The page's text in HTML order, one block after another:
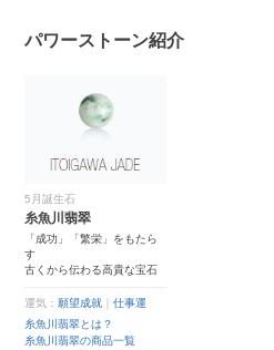
パワーストーン紹介
5月誕生石
糸魚川翡翠
「成功」「繁栄」をもたら
す
古くから伝わる高貴な宝石
運気： 願望成就 ｜仕事運
糸魚川翡翠とは？
糸魚川翡翠の商品一覧